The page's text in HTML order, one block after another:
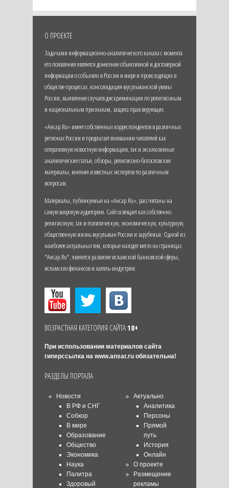
О ПРОЕКТЕ
Задачами информационно-аналитического канала с момента
его появления является донесение объективной и достоверной
информации о событиях в России и мире и происходящих в
обществе процессах, консолидация мусульманской уммы
России, выявление случаев дискриминации по религиозным
и национальным признакам, защита прав верующих.
«Ансар.Ru» имеет собственных корреспондентов в различных
регионах России и предлагает вниманию читателей как
оперативную новостную информацию, так и эксклюзивные
аналитические статьи, обзоры, религиозно-богословские
материалы, мнения известных экспертов по различным
вопросам.
Материалы, публикуемые на «Ансар.Ru», рассчитаны на
самую широкую аудиторию. Сайт освещает как собственно
религиозную, так и политическую, экономическую, культурную,
общественную жизнь мусульман России и зарубежья. Одной из
наиболее актуальных тем, которые находят место на страницах
"Ансар.Ru", является развитие исламской банковской сферы,
исламских финансов и халяль-индустрии.
ВОЗРАСТНАЯ КАТЕГОРИЯ САЙТА18+
При использовании материалов сайта
гиперссылка на www.ansar.ruобязательна!
РАЗДЕЛЫ ПОРТАЛА
Новости
В РФ и СНГ
Собкор
В мире
Образование
Общество
Экономика
Наука
Палитра
Здоровый
Актуально
Аналитика
Персоны
Прямой
путь
История
Онлайн
О проекте
Размещение
рекламы